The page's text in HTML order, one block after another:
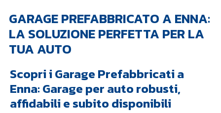
GARAGE PREFABBRICATO A ENNA:
LA SOLUZIONE PERFETTA PER LA
TUA AUTO
Scopri i Garage Prefabbricati a
Enna: Garage per auto robusti,
affidabili e subito disponibili